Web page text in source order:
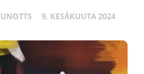
9. KESÄKUUTA 2024